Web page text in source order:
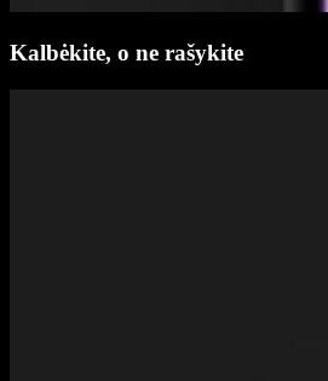
Kalbėkite, o ne rašykite